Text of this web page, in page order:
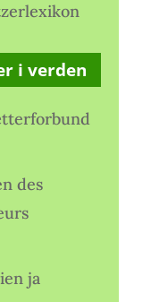
i verden
des
ja